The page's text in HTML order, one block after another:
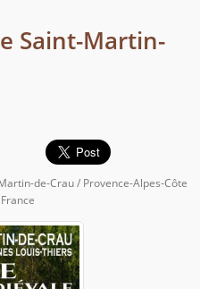
Saint-Martin-
de-Crau / Provence-Alpes-Côte